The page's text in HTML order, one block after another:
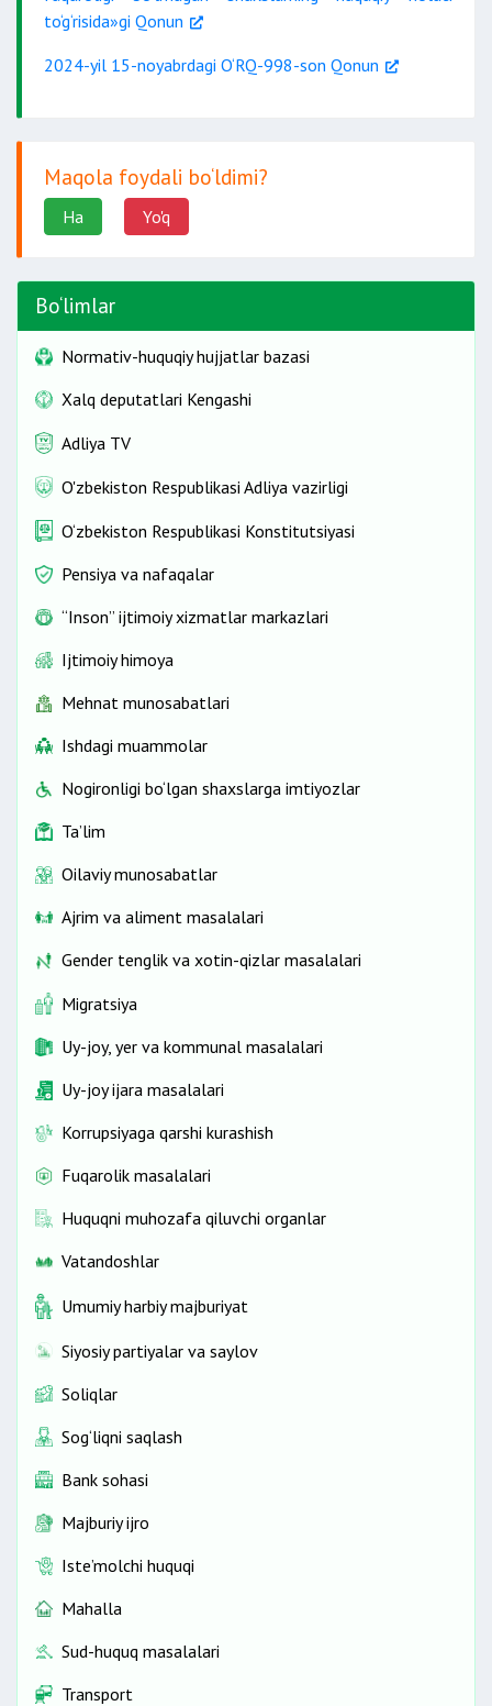
to‘g‘risida»gi Qonun
2024-yil 15-noyabrdagi O‘RQ-998-son Qonun
Maqola foydali bo‘ldimi?
Ha Yo'q
Bo‘limlar
Normativ-huquqiy hujjatlar bazasi
Xalq deputatlari Kengashi
Adliya TV
O'zbekiston Respublikasi Adliya vazirligi
O‘zbekiston Respublikasi Konstitutsiyasi
Pensiya va nafaqalar
“Inson” ijtimoiy xizmatlar markazlari
Ijtimoiy himoya
Mehnat munosabatlari
Ishdagi muammolar
Nogironligi bo‘lgan shaxslarga imtiyozlar
Ta’lim
Oilaviy munosabatlar
Ajrim va aliment masalalari
Gender tenglik va xotin-qizlar masalalari
Migratsiya
Uy-joy, yer va kommunal masalalari
Uy-joy ijara masalalari
Korrupsiyaga qarshi kurashish
Fuqarolik masalalari
Huquqni muhozafa qiluvchi organlar
Vatandoshlar
Umumiy harbiy majburiyat
Siyosiy partiyalar va saylov
Soliqlar
Sog‘liqni saqlash
Bank sohasi
Majburiy ijro
Iste’molchi huquqi
Mahalla
Sud-huquq masalalari
Transport